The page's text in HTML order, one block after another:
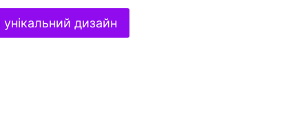
дизайн